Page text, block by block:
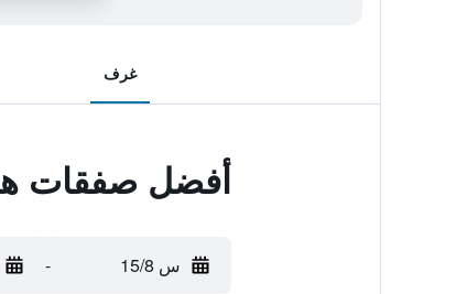
غرف
أفضل صفقات
س 15/8 -